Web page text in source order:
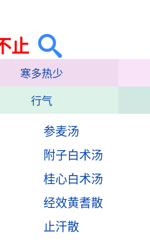
止
寒多热少
行气
参麦汤
附子白术汤
桂心白术汤
经效黄耆散
止汗散